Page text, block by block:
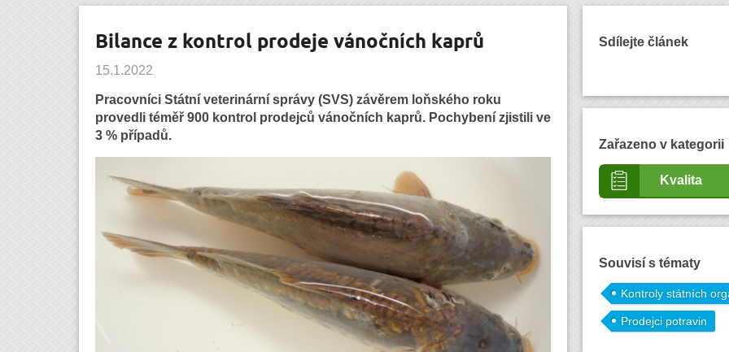
Bilance z kontrol prodeje vánočních kaprů
15.1.2022
Pracovníci Státní veterinární správy (SVS) závěrem loňského roku
provedli téměř 900 kontrol prodejců vánočních kaprů. Pochybení zjistili ve
3 % případů.
Sdílejte článek
Zařazeno v kategorii
Kvalita
Souvisí s tématy
Kontroly státních
Prodejci potravin